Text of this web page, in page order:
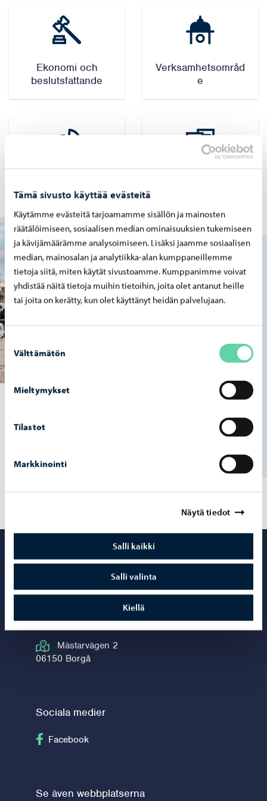
Tämä sivusto käyttää evästeitä
Käytämme evästeitä tarjoamamme sisällön ja mainosten
räätälöimiseen, sosiaalisen median ominaisuuksien tukemiseen
ja kävijämäärämme analysoimiseen. Lisäksi jaamme sosiaalisen
median, mainosalan ja analytiikka-alan kumppaneillemme
tietoja siitä, miten käytät sivustoamme. Kumppanimme voivat
yhdistää näitä tietoja muihin tietoihin, joita olet antanut heille
tai joita on kerätty, kun olet käyttänyt heidän palvelujaan.
Suostumuksen
valinta
Välttämätön
Mieltymykset
Tilastot
Markkinointi
Näytä tiedot
Salli kaikki
Salli valinta
Kiellä
Ekonomi och
beslutsfattande
Verksamhetsområd
e
Kontaktuppgifter
Mästarvägen 2
06150 Borgå
Sociala medier
Följ på Facebook
Facebook
Se även webbplatserna